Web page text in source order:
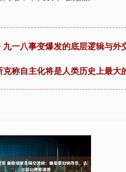
一八事变爆发的底层逻辑与外
称自主化将是人类历史上最大